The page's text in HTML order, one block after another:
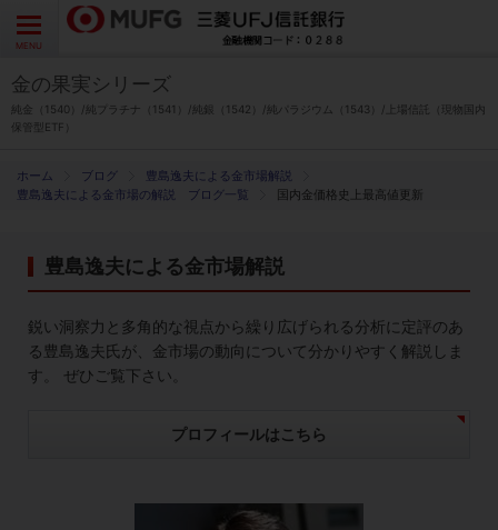
CLOSE
MENU
ブログ
豊島逸夫による金市場解説
豊島逸夫による金市場の解説 ブログ一覧
国内金価格史上最高値更新
豊島逸夫による金市場解説
鋭い洞察力と多角的な視点から繰り広げられる分析に定評のあ
る豊島逸夫氏が、金市場の動向について分かりやすく解説しま
す。 ぜひご覧下さい。
プロフィールはこちら
金の果実シリーズ
純金（1540）/純プラチナ（1541）/純銀（1542）/純パラジウム（1543）/上場信託（現物国内
保管型ETF）
金の果実シリーズとは
特徴とメリット
各種お手続き
ブログ
よくあるご質問 お問い合わせ